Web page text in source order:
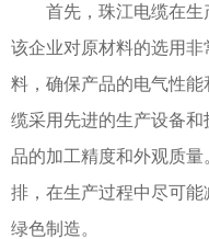
首先，珠江电缆在生
该企业对原材料的选用
料，确保产品的电气性
缆采用先进的生产设备
品的加工精度和外观质
排，在生产过程中尽可
绿色制造。